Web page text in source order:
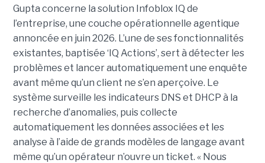
Gupta concerne la solution Infoblox IQ de
l’entreprise, une couche opérationnelle agentique
annoncée en juin 2026. L’une de ses fonctionnalités
existantes, baptisée ‘IQ Actions’, sert à détecter les
problèmes et lancer automatiquement une enquête
avant même qu’un client ne s’en aperçoive. Le
système surveille les indicateurs DNS et DHCP à la
recherche d’anomalies, puis collecte
automatiquement les données associées et les
analyse à l’aide de grands modèles de langage avant
même qu’un opérateur n’ouvre un ticket. « Nous